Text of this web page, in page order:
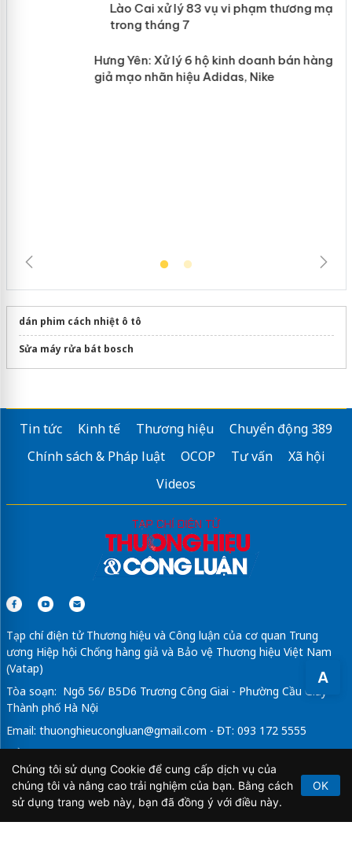
A
Lào Cai xử lý 83 vụ vi phạm thương
mại trong tháng 7
dán phim cách nhiệt ô tô
Sửa máy rửa bát bosch
Tin tức Kinh tế Thương hiệu
Chuyển động 389
Chính sách & Pháp luật
OCOP Tư vấn
Xã hội
Videos
Tạp chí điện tử Thương hiệu và Công luận của cơ quan Trung
ương Hiệp hội Chống hàng giả và Bảo vệ Thương hiệu Việt Nam
(Vatap)
Tòa soạn: Ngõ 56/ B5D6 Trương Công Giai - Phường Cầu Giấy -
Thành phố Hà Nội
Email: thuonghieucongluan@gmail.com - ĐT: 093 172 5555
Tổng Biên Tập: Vũ Đức Thuận
Giấy phép hoạt động báo chí điện tử số 64/GP-BTTTT do Bộ
Thông tin và Truyền thông cấp ngày 21/2/2020.
Chúng tôi sử dụng Cookie để cung cấp dịch vụ của
chúng tôi và nâng cao trải nghiệm của bạn. Bằng cách
sử dụng trang web này, bạn đã đồng ý với điều này.
OK